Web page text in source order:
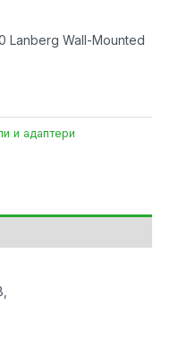
Lanberg Wall-Mounted
и адаптери